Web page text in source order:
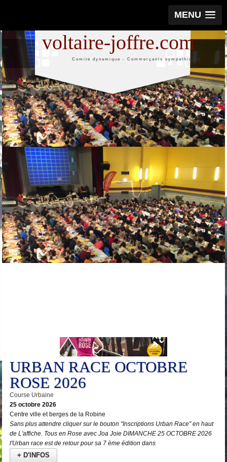
MENU
voltaire-joffre.com
Comité dynamique - Commerçants sympathiques
URBAN RACE OCTOBRE
ROSE 2026
Course Urbaine
25 octobre 2026
Centre ville et berges de la Robine
Sans plus attendre cliquer sur le bouton "Inscriptions Urban Race" en haut
de L'affiche. Tous en Rose avec Joa Joie DIMANCHE 25 OCTOBRE 2026
l'Urban race est de retour pour sa 7 ème édition dans
+ D'INFOS